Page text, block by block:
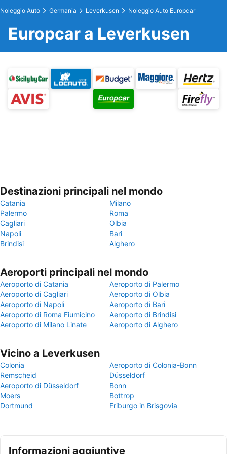
Noleggio Auto Germania Leverkusen Noleggio Auto Europcar
Europcar a Leverkusen
Destinazioni principali nel mondo
Catania
Milano
Palermo
Roma
Cagliari
Olbia
Napoli
Bari
Brindisi
Alghero
Aeroporti principali nel mondo
Aeroporto di Catania
Aeroporto di Palermo
Aeroporto di Cagliari
Aeroporto di Olbia
Aeroporto di Napoli
Aeroporto di Bari
Aeroporto di Roma Fiumicino
Aeroporto di Brindisi
Aeroporto di Milano Linate
Aeroporto di Alghero
Vicino a Leverkusen
Colonia
Aeroporto di Colonia-Bonn
Remscheid
Düsseldorf
Aeroporto di Düsseldorf
Bonn
Moers
Bottrop
Dortmund
Friburgo in Brisgovia
Informazioni aggiuntive